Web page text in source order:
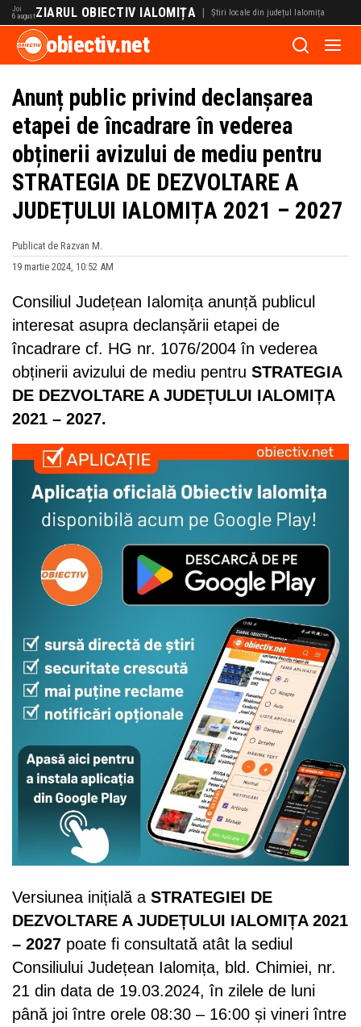
Joi
6 augustZIARUL OBIECTIV IALOMIȚA | Știri locale din județul Ialomița
obiectiv.net
Anunț public privind declanșarea
etapei de încadrare în vederea
obținerii avizului de mediu pentru
STRATEGIA DE DEZVOLTARE A
JUDEȚULUI IALOMIȚA 2021 – 2027
Publicat de Razvan M.
19 martie 2024, 10:52 AM
Consiliul Județean Ialomița anunță publicul
interesat asupra declanșării etapei de
încadrare cf. HG nr. 1076/2004 în vederea
obținerii avizului de mediu pentru STRATEGIA
DE DEZVOLTARE A JUDEȚULUI IALOMIȚA
2021 – 2027.
Versiunea inițială a STRATEGIEI DE
DEZVOLTARE A JUDEȚULUI IALOMIȚA 2021
– 2027 poate fi consultată atât la sediul
Consiliului Județean Ialomița, bld. Chimiei, nr.
21 din data de 19.03.2024, în zilele de luni
până joi între orele 08:30 – 16:00 și vineri între